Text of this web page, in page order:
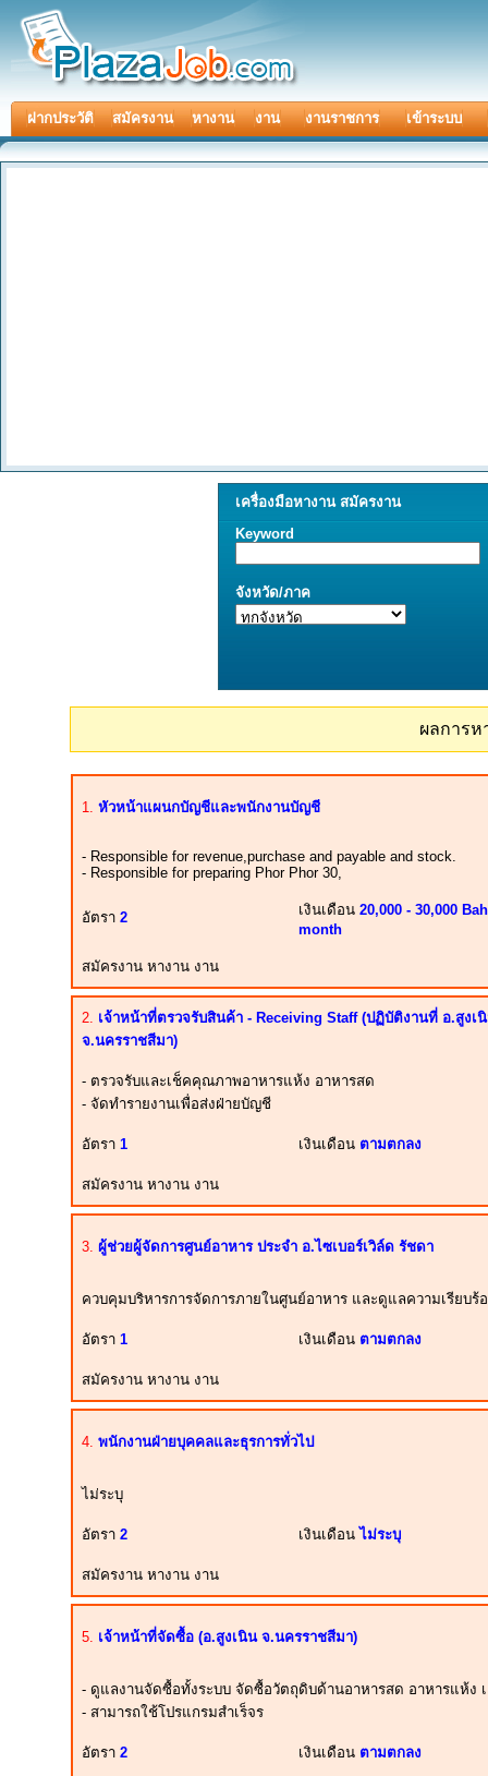
ฝากประวัติ สมัครงาน หางาน งาน งานราชการ เข้าระบบ
เครื่องมือหางาน สมัครงาน
Keyword
จังหวัด/ภาค
ผลการ
1. หัวหน้าแผนกบัญชีและพนักงานบัญชี
- Responsible for revenue,purchase and payable and stock.
- Responsible for preparing Phor Phor 30,
อัตรา 2 เงินเดือน 20,000 - 30,000
month
สมัครงาน หางาน งาน
2. เจ้าหน้าที่ตรวจรับสินค้า - Receiving Staff (ปฏิบัติงานที่ อ.สูงเ
จ.นครราชสีมา)
- ตรวจรับและเช็คคุณภาพอาหารแห้ง อาหารสด
- จัดทำรายงานเพื่อส่งฝ่ายบัญชี
อัตรา 1 เงินเดือน ตามตกลง
สมัครงาน หางาน งาน
3. ผู้ช่วยผู้จัดการศูนย์อาหาร ประจำ อ.ไซเบอร์เวิล์ด รัชดา
ควบคุมบริหารการจัดการภายในศูนย์อาหาร และดูแลความเรียบ
อัตรา 1 เงินเดือน ตามตกลง
สมัครงาน หางาน งาน
4. พนักงานฝ่ายบุคคลและธุรการทั่วไป
ไม่ระบุ
อัตรา 2 เงินเดือน ไม่ระบุ
สมัครงาน หางาน งาน
5. เจ้าหน้าที่จัดซื้อ (อ.สูงเนิน จ.นครราชสีมา)
- ดูแลงานจัดซื้อทั้งระบบ จัดซื้อวัตถุดิบด้านอาหารสด อาหารแห้ง
- สามารถใช้โปรแกรมสำเร็จร
อัตรา 2 เงินเดือน ตามตกลง